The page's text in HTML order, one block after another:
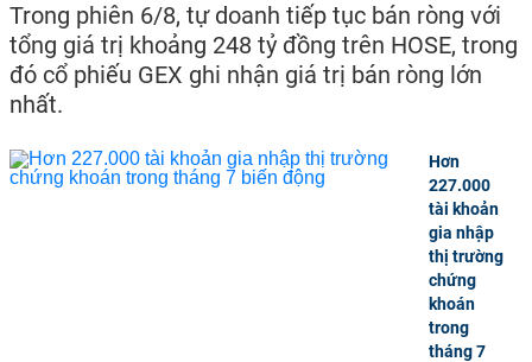
Trong phiên 6/8, tự doanh tiếp tục bán ròng với
tổng giá trị khoảng 248 tỷ đồng trên HOSE, trong
đó cổ phiếu GEX ghi nhận giá trị bán ròng lớn
nhất.
Hơn
227.000
tài khoản
gia nhập
thị trường
chứng
khoán
trong
tháng 7